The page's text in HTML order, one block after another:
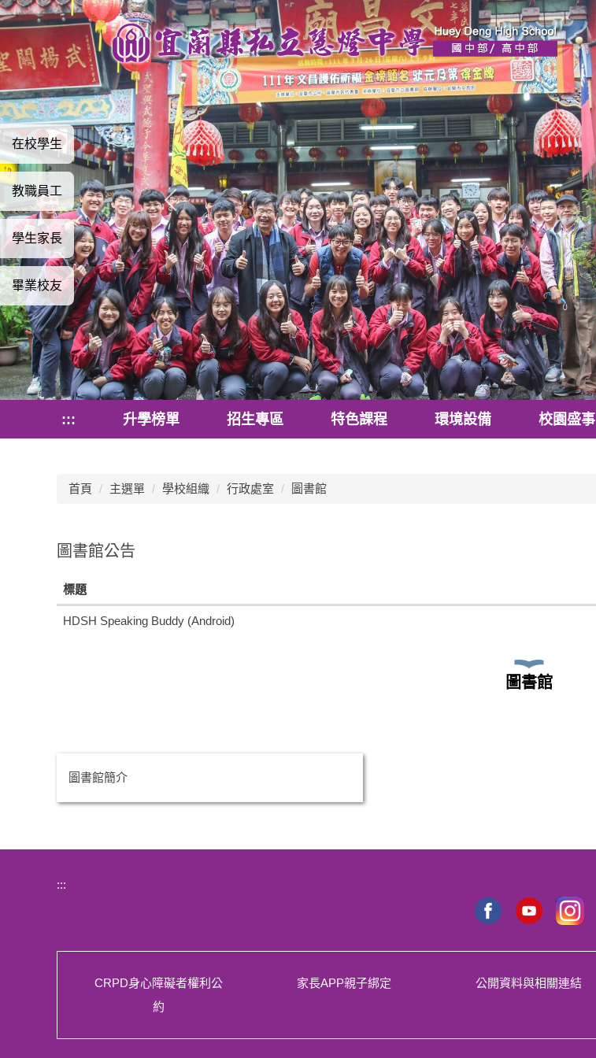
跳
到
主
要
內
容
區
::: 升學榜單 招生專區 特色課程 環境設備 校園盛事
在校學生
教職員工
學生家長
畢業校友
首頁 主選單 學校組織 行政處室 圖書館
圖書館公告
標題
HDSH Speaking Buddy (Android)
圖書館
圖書館簡介
:::
CRPD身心障礙者權利公
約
家長APP親子綁定 公開資料與相關連結